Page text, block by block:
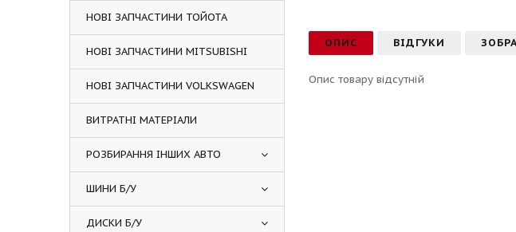
ОПИС ВІДГУКИ
Опис товару відсутній
НОВІ ЗАПЧАСТИНИ ТОЙОТА
НОВІ ЗАПЧАСТИНИ MITSUBISHI
НОВІ ЗАПЧАСТИНИ VOLKSWAGEN
ВИТРАТНІ МАТЕРІАЛИ
РОЗБИРАННЯ ІНШИХ АВТО
ШИНИ Б/У
ДИСКИ Б/У